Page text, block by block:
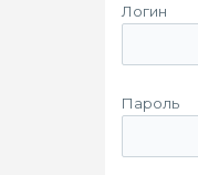
Логин
Пароль